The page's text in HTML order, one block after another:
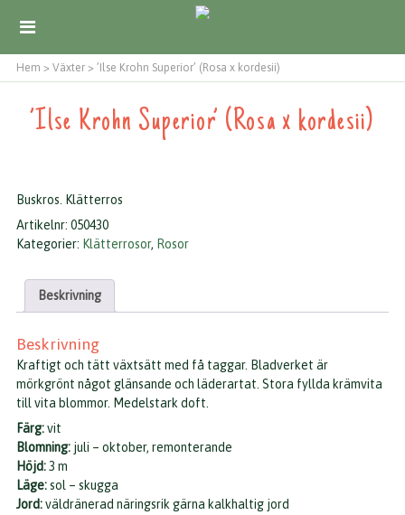
Hem > Växter > ’Ilse Krohn Superior’ (Rosa x kordesii)
’Ilse Krohn Superior’ (Rosa x kordesii)
Buskros. Klätterros
Artikelnr: 050430
Kategorier: Klätterrosor, Rosor
Beskrivning
Beskrivning
Kraftigt och tätt växtsätt med få taggar. Bladverket är
mörkgrönt något glänsande och läderartat. Stora fyllda krämvita
till vita blommor. Medelstark doft.
Färg:vit
Blomning: juli – oktober, remonterande
Höjd:3 m
Läge:sol – skugga
Jord:väldränerad näringsrik gärna kalkhaltig jord